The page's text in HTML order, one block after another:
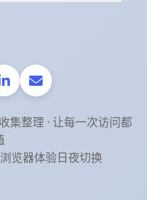
整理 · 让每一次访问都
览器体验日夜切换